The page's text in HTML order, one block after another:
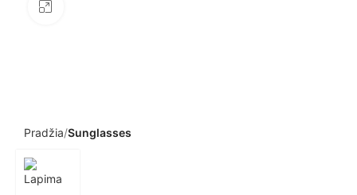
Pradžia Sunglasses